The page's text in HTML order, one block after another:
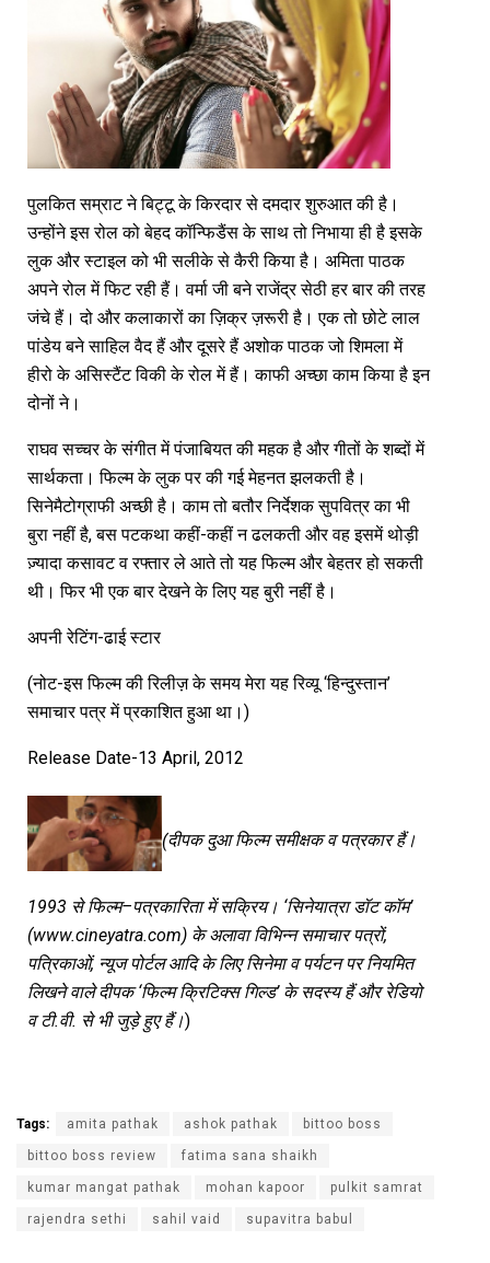
पुलकित सम्राट ने बिट्टू के किरदार से दमदार शुरुआत की है।
उन्होंने इस रोल को बेहद कॉन्फिडैंस के साथ तो निभाया ही है इसके
लुक और स्टाइल को भी सलीके से कैरी किया है। अमिता पाठक
अपने रोल में फिट रही हैं। वर्मा जी बने राजेंद्र सेठी हर बार की तरह
जंचे हैं। दो और कलाकारों का ज़िक्र ज़रूरी है। एक तो छोटे लाल
पांडेय बने साहिल वैद हैं और दूसरे हैं अशोक पाठक जो शिमला में
हीरो के असिस्टैंट विकी के रोल में हैं। काफी अच्छा काम किया है इन
दोनों ने।
राघव सच्चर के संगीत में पंजाबियत की महक है और गीतों के शब्दों में
सार्थकता। फिल्म के लुक पर की गई मेहनत झलकती है।
सिनेमैटोग्राफी अच्छी है। काम तो बतौर निर्देशक सुपवित्र का भी
बुरा नहीं है, बस पटकथा कहीं-कहीं न ढलकती और वह इसमें थोड़ी
ज़्यादा कसावट व रफ्तार ले आते तो यह फिल्म और बेहतर हो सकती
थी। फिर भी एक बार देखने के लिए यह बुरी नहीं है।
अपनी रेटिंग-ढाई स्टार
(नोट-इस फिल्म की रिलीज़ के समय मेरा यह रिव्यू ‘हिन्दुस्तान’
समाचार पत्र में प्रकाशित हुआ था।)
Release Date-13 April, 2012
(दीपक दुआ फिल्म समीक्षक व पत्रकार हैं।
1993 से फिल्म–पत्रकारिता में सक्रिय। ‘सिनेयात्रा डॉट कॉम’
(www.cineyatra.com) के अलावा विभिन्न समाचार पत्रों,
पत्रिकाओं, न्यूज पोर्टल आदि के लिए सिनेमा व पर्यटन पर नियमित
लिखने वाले दीपक‘फिल्म क्रिटिक्स गिल्ड’ के सदस्य हैं और रेडियो
व टी.वी. से भी जुड़े हुए हैं।)
Tags: amita pathak ashok pathak bittoo boss
bittoo boss review fatima sana shaikh
kumar mangat pathak mohan kapoor pulkit samrat
rajendra sethi sahil vaid supavitra babul